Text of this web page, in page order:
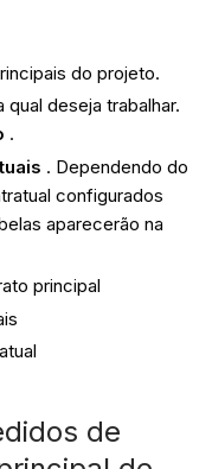
do projeto.
deseja trabalhar.
.
. Dependendo do
configurados
aparecerão na
principal
de